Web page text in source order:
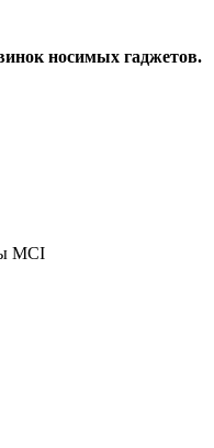
носимых гаджетов.
MCI